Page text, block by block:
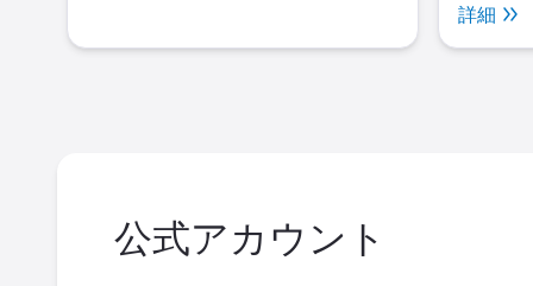
詳細
公式アカウント